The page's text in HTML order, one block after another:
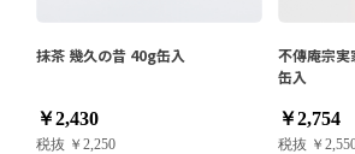
抹茶 幾久の昔 40g缶入
￥2,430
税抜 ￥2,250
不傳庵宗
缶入
￥2,754
税抜 ￥